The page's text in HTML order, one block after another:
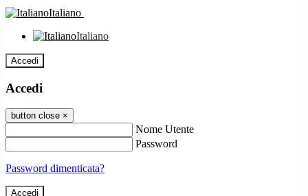
Italiano
Italiano
Accedi
Accedi
button close ×
Nome Utente
Password
Password dimenticata?